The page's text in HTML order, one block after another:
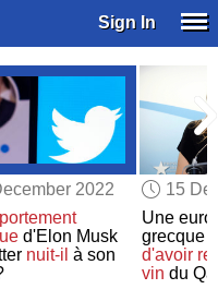
Sign In
2022
d'Elon Musk
nuit-il à son
15
Une
grecque
d'avoir
vin du